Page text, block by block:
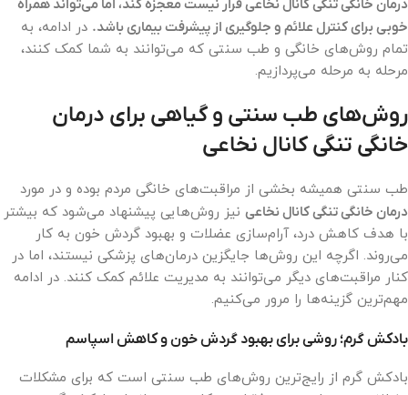
درمان خانگی تنگی کانال نخاعی قرار نیست معجزه کند، اما می‌تواند همراه
خوبی برای کنترل علائم و جلوگیری از پیشرفت بیماری باشد. در ادامه، به
تمام روش‌های خانگی و طب سنتی که می‌توانند به شما کمک کنند،
مرحله به مرحله می‌پردازیم.
روش‌های طب سنتی و گیاهی برای درمان
خانگی تنگی کانال نخاعی
طب سنتی همیشه بخشی از مراقبت‌های خانگی مردم بوده و در مورد
درمان خانگی تنگی کانال نخاعی نیز روش‌هایی پیشنهاد می‌شود که بیشتر
با هدف کاهش درد، آرام‌سازی عضلات و بهبود گردش خون به کار
می‌روند. اگرچه این روش‌ها جایگزین درمان‌های پزشکی نیستند، اما در
کنار مراقبت‌های دیگر می‌توانند به مدیریت علائم کمک کنند. در ادامه
مهم‌ترین گزینه‌ها را مرور می‌کنیم.
بادکش گرم؛ روشی برای بهبود گردش خون و کاهش اسپاسم
بادکش گرم از رایج‌ترین روش‌های طب سنتی است که برای مشکلات